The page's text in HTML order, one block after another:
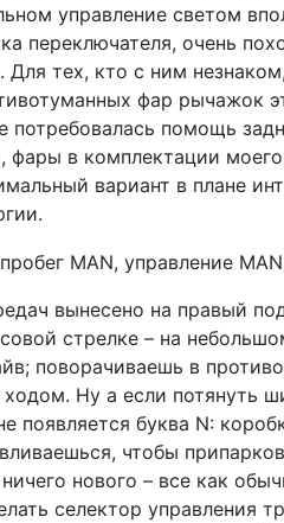
управление светом
переключателя, очень
Для тех, кто с ним
фар рычажок
потребовалась помощь
фары в комплектации
вариант в плане
вынесено на правый
стрелке – на
поворачиваешь в
Ну а если потянуть
появляется буква N:
чтобы
нового – все как
селектор управления